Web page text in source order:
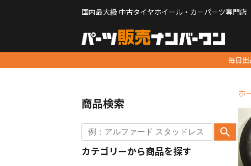
国内最大級 中古タイヤホイール・カーパーツ専門店
毎日
ホ
商品検索
カテゴリーから商品を探す